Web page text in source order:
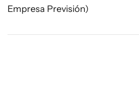
Empresa Previsión)